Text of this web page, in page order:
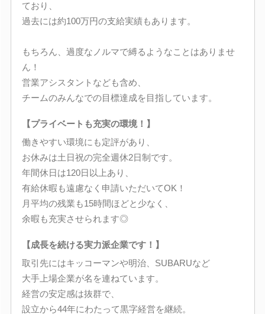
ており、
過去には約100万円の支給実績もあります。
もちろん、過度なノルマで縛るようなことはありませ
ん！
営業アシスタントなども含め、
チームのみんなでの目標達成を目指しています。
【プライベートも充実の環境！】
働きやすい環境にも定評があり、
お休みは土日祝の完全週休2日制です。
年間休日は120日以上あり、
有給休暇も遠慮なく申請いただいてOK！
月平均の残業も15時間ほどと少なく、
余暇も充実させられます◎
【成長を続ける実力派企業です！】
取引先にはキッコーマンや明治、SUBARUなど
大手上場企業が名を連ねています。
経営の安定感は抜群で、
設立から44年にわたって黒字経営を継続。